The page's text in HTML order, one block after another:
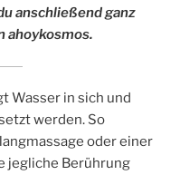
anschließend ganz
ahoykosmos.
Wasser in sich und
werden. So
oder einer
jegliche Berührung